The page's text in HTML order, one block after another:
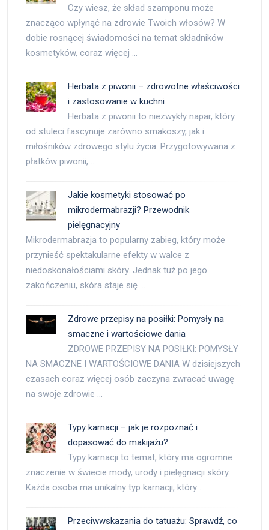
Czy wiesz, że skład szamponu może
znacząco wpłynąć na zdrowie Twoich włosów? W
dobie rosnącej świadomości na temat składników
kosmetyków, coraz więcej …
Herbata z piwonii – zdrowotne właściwości
i zastosowanie w kuchni
Herbata z piwonii to niezwykły napar, który
od stuleci fascynuje zarówno smakoszy, jak i
miłośników zdrowego stylu życia. Przygotowywana z
płatków piwonii, …
Jakie kosmetyki stosować po
mikrodermabrazji? Przewodnik
pielęgnacyjny
Mikrodermabrazja to popularny zabieg, który może
przynieść spektakularne efekty w walce z
niedoskonałościami skóry. Jednak tuż po jego
zakończeniu, skóra staje się …
Zdrowe przepisy na posiłki: Pomysły na
smaczne i wartościowe dania
ZDROWE PRZEPISY NA POSIŁKI: POMYSŁY
NA SMACZNE I WARTOŚCIOWE DANIA W dzisiejszych
czasach coraz więcej osób zaczyna zwracać uwagę
na swoje zdrowie …
Typy karnacji – jak je rozpoznać i
dopasować do makijażu?
Typy karnacji to temat, który ma ogromne
znaczenie w świecie mody, urody i pielęgnacji skóry.
Każda osoba ma unikalny typ karnacji, który …
Przeciwwskazania do tatuażu: Sprawdź, co